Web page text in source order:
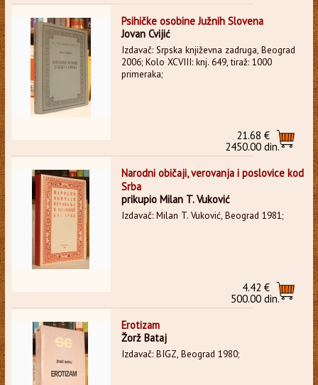
Psihičke osobine Južnih Slovena
Jovan Cvijić
Izdavač: Srpska književna zadruga, Beograd
2006; Kolo XCVIII: knj. 649, tiraž: 1000
primeraka;
21.68 €
2450.00 din.
Narodni običaji, verovanja i poslovice kod
Srba
prikupio Milan T. Vuković
Izdavač: Milan T. Vuković, Beograd 1981;
4.42 €
500.00 din.
Erotizam
Žorž Bataj
Izdavač: BIGZ, Beograd 1980;